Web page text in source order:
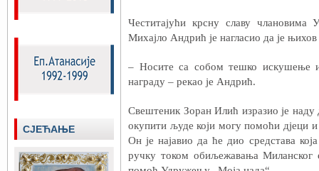
Честитајући крсну славу
Михајло Андрић је нагласио да је
– Носите са собом тешко искушење
награду – рекао је Андрић.
Свештеник Зоран Илић изразио је наду
окупити људе који могу помоћи дјеци
Он је најавио да ће дио средстава
ручку током обиљежавања Миланског
СЈЕЋАЊЕ